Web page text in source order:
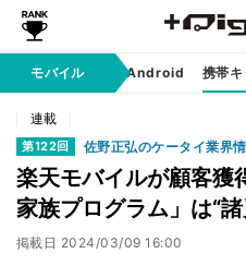
モバイル
iPhone Android 携帯
連載
第122回 佐野正弘のケータイ業界
楽天モバイルが顧客獲
家族プログラム」は“
掲載日 2024/03/09 16:00